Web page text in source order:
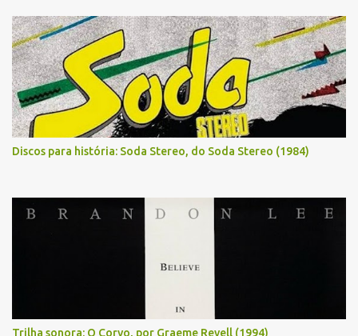
Discos para história: Soda Stereo, do Soda Stereo (1984)
Trilha sonora: O Corvo, por Graeme Revell (1994)